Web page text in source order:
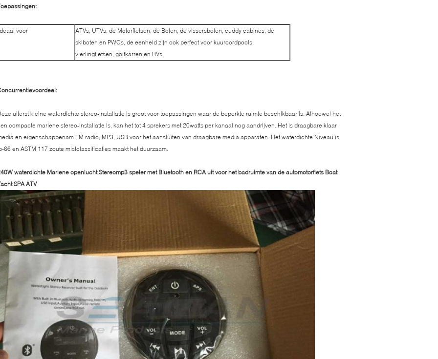
voor
ATVs, UTVs, de Motorfietsen, de Boten, de vissersboten, cuddy cabines, de
skiboten en PWCs, de eenheid zijn ook perfect voor kuuroordpools,
vierlingfietsen, golfkarren en RVs.
uiterst kleine waterdichte stereo-installatie is groot voor toepassingen waar de beperkte ruimte beschikbaar is. Alhoewel het
compacte mariene stereo-installatie is, kan het tot 4 sprekers met 20watts per kanaal nog aandrijven. Het is draagbare klaar
en eigenschappenam FM radio, MP3, USB voor het aansluiten van draagbare media apparaten. Het waterdichte Niveau is
66 en ASTM 117 zoute mistclassificaties maakt het duurzaam.
waterdichte Mariene openlucht Stereomp3 speler met Bluetooth en RCA uit voor het badruimte van de automotorfiets Boat
SPA ATV